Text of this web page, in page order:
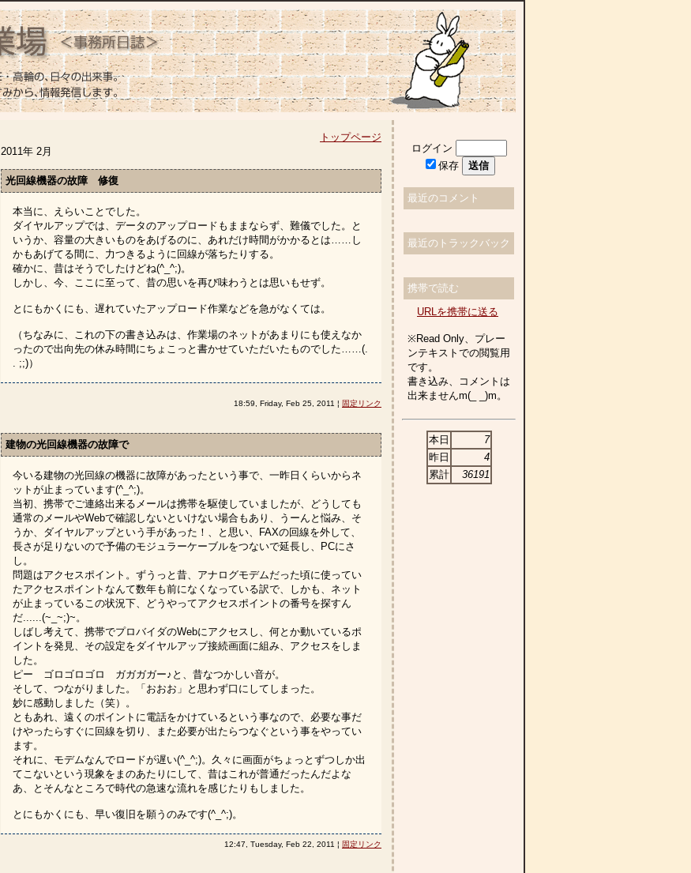
トップページ
2011年 2月
光回線機器の故障 修復
本当に、えらいことでした。
ダイヤルアップでは、データのアップロードもままならず、難儀でした。と
いうか、容量の大きいものをあげるのに、あれだけ時間がかかるとは……し
かもあげてる間に、力つきるように回線が落ちたりする。
確かに、昔はそうでしたけどね(^_^;)。
しかし、今、ここに至って、昔の思いを再び味わうとは思いもせず。
とにもかくにも、遅れていたアップロード作業などを急がなくては。
（ちなみに、これの下の書き込みは、作業場のネットがあまりにも使えなか
ったので出向先の休み時間にちょこっと書かせていただいたものでした……(.
. ;;)）
18:59, Friday, Feb 25, 2011 ¦ 固定リンク
建物の光回線機器の故障で
今いる建物の光回線の機器に故障があったという事で、一昨日くらいからネ
ットが止まっています(^_^;)。
当初、携帯でご連絡出来るメールは携帯を駆使していましたが、どうしても
通常のメールやWebで確認しないといけない場合もあり、うーんと悩み、そ
うか、ダイヤルアップという手があった！、と思い、FAXの回線を外して、
長さが足りないので予備のモジュラーケーブルをつないで延長し、PCにさ
し。
問題はアクセスポイント。ずうっと昔、アナログモデムだった頃に使ってい
たアクセスポイントなんて数年も前になくなっている訳で、しかも、ネット
が止まっているこの状況下、どうやってアクセスポイントの番号を探すん
だ......(~_~;)~。
しばし考えて、携帯でプロバイダのWebにアクセスし、何とか動いているポ
イントを発見、その設定をダイヤルアップ接続画面に組み、アクセスをしま
した。
ピー ゴロゴロゴロ ガガガガー♪と、昔なつかしい音が。
そして、つながりました。「おおお」と思わず口にしてしまった。
妙に感動しました（笑）。
ともあれ、遠くのポイントに電話をかけているという事なので、必要な事だ
けやったらすぐに回線を切り、また必要が出たらつなぐという事をやってい
ます。
それに、モデムなんでロードが遅い(^_^;)。久々に画面がちょっとずつしか出
てこないという現象をまのあたりにして、昔はこれが普通だったんだよな
あ、とそんなところで時代の急速な流れを感じたりもしました。
とにもかくにも、早い復旧を願うのみです(^_^;)。
12:47, Tuesday, Feb 22, 2011 ¦ 固定リンク
ログイン
保存
最近のコメント
最近のトラックバック
携帯で読む
URLを携帯に送る
※Read Only、プレー
ンテキストでの閲覧用
です。
書き込み、コメントは
出来ませんm(_ _)m。
本日
7
昨日
4
累計
36191